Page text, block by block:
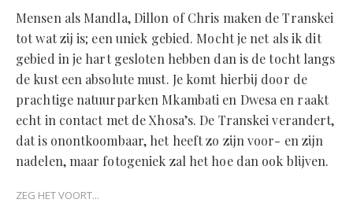
Mensen als Mandla, Dillon of Chris maken de Transkei
tot wat zij is; een uniek gebied. Mocht je net als ik dit
gebied in je hart gesloten hebben dan is de tocht langs
de kust een absolute must. Je komt hierbij door de
prachtige natuurparken Mkambati en Dwesa en raakt
echt in contact met de Xhosa’s. De Transkei verandert,
dat is onontkoombaar, het heeft zo zijn voor- en zijn
nadelen, maar fotogeniek zal het hoe dan ook blijven.
ZEG HET VOORT...